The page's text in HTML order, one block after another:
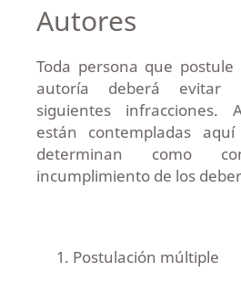
Autores
Toda persona que
autoría deberá
siguientes infracciones.
están contempladas
determinan como
incumplimiento de los
Postulación múltiple